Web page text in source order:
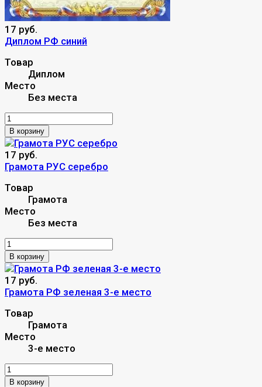
17 руб.
Диплом РФ синий
Товар
Диплом
Место
Без места
В корзину
17 руб.
Грамота РУС серебро
Товар
Грамота
Место
Без места
В корзину
17 руб.
Грамота РФ зеленая 3-е место
Товар
Грамота
Место
3-е место
В корзину